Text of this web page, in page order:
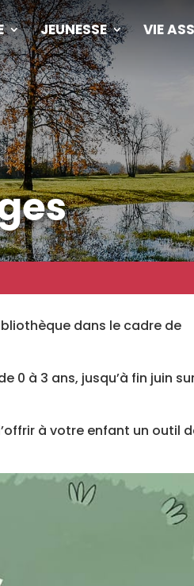
JEUNESSE VIE
dans le cadre de
0 à 3 ans, jusqu’à fin juin
à votre enfant un outil